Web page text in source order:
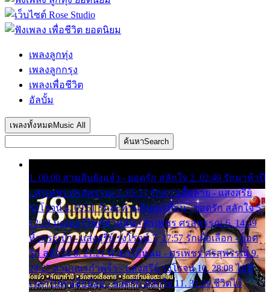
เพลงลูกทุ่ง
เพลงลูกกรุง
เพลงเพื่อชีวิต
อัลบั้ม
เพลงทั้งหมด Music All
ค้นหาSearch
1. 00:00 สามสิบยังแจ๋ว - ยอดรัก สลักใจ 2. 02:49 รักมาห้าปี
- ศรเพชร ศรสุพรรณ 3. 05:57 รักสาวเสื้อลาย - แสงสุรีย์
รุ่งโรจน์ 4. 09:51 รักสะท้านดินสะเทือน - ยอดรัก สลักใจ 5.
12:23 มอเตอร์ไซค์ทำหล่น - ศรเพชร ศรสุพรรณ 6. 14:49
หิ้วกระเป๋า - แสงสุรีย์ รุ่งโรจน์ 7. 17:57 รักเผื่อเลือก - ยอด
รัก สลักใจ 8. 21:21 น้ำตาไอ้หนุ่ม - ศรเพชร ศรสุพรรณ 9.
24:27 สามเณรกำพร้า - แสงสุรีย์ รุ่งโรจน์ 10. 28:08 ไม่มี
เวลาไปหาเมียน้อย - ยอดรัก สลักใจ 11. 31:29 ชีวิตไอ้